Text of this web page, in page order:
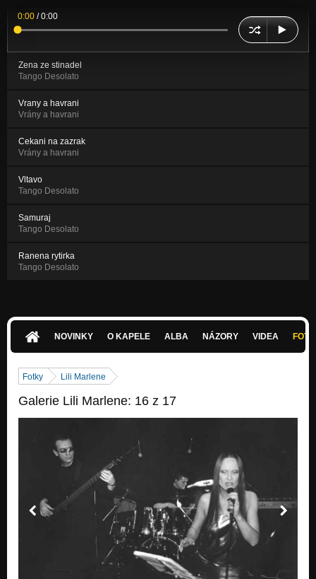
0:00 /0:00
Zena ze stinadel
Tango Desolato
Vrany a havrani
Vrány a havrani
Cekani na zazrak
Vrány a havrani
Vltavo
Tango Desolato
Samuraj
Tango Desolato
Ranena rytirka
Tango Desolato
NOVINKY O KAPELE ALBA NÁZORY VIDEA
Fotky Lili Marlene
Galerie Lili Marlene: 16 z 17